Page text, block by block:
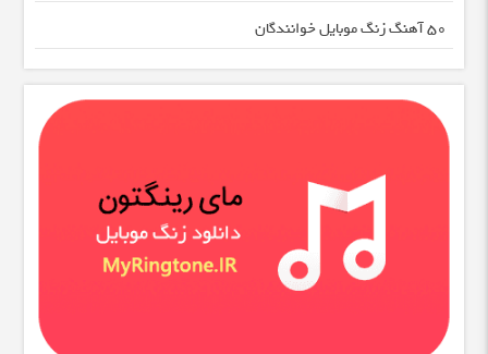
50 آهنگ زنگ موبایل خوانندگان